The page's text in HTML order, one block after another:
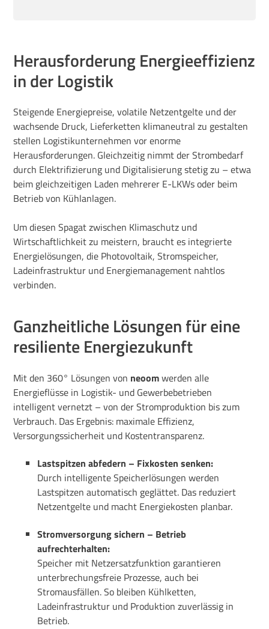
Herausforderung Energieeffizienz
in der Logistik
Steigende Energiepreise, volatile Netzentgelte und der
wachsende Druck, Lieferketten klimaneutral zu gestalten
stellen Logistikunternehmen vor enorme
Herausforderungen. Gleichzeitig nimmt der Strombedarf
durch Elektrifizierung und Digitalisierung stetig zu – etwa
beim gleichzeitigen Laden mehrerer E-LKWs oder beim
Betrieb von Kühlanlagen.
Um diesen Spagat zwischen Klimaschutz und
Wirtschaftlichkeit zu meistern, braucht es integrierte
Energielösungen, die Photovoltaik, Stromspeicher,
Ladeinfrastruktur und Energiemanagement nahtlos
verbinden.
Ganzheitliche Lösungen für eine
resiliente Energiezukunft
Mit den 360° Lösungen von neoomwerden alle
Energieflüsse in Logistik- und Gewerbebetrieben
intelligent vernetzt – von der Stromproduktion bis zum
Verbrauch. Das Ergebnis: maximale Effizienz,
Versorgungssicherheit und Kostentransparenz.
Lastspitzen abfedern – Fixkosten senken:
Durch intelligente Speicherlösungen werden
Lastspitzen automatisch geglättet. Das reduziert
Netzentgelte und macht Energiekosten planbar.
Stromversorgung sichern – Betrieb
aufrechterhalten:
Speicher mit Netzersatzfunktion garantieren
unterbrechungsfreie Prozesse, auch bei
Stromausfällen. So bleiben Kühlketten,
Ladeinfrastruktur und Produktion zuverlässig in
Betrieb.